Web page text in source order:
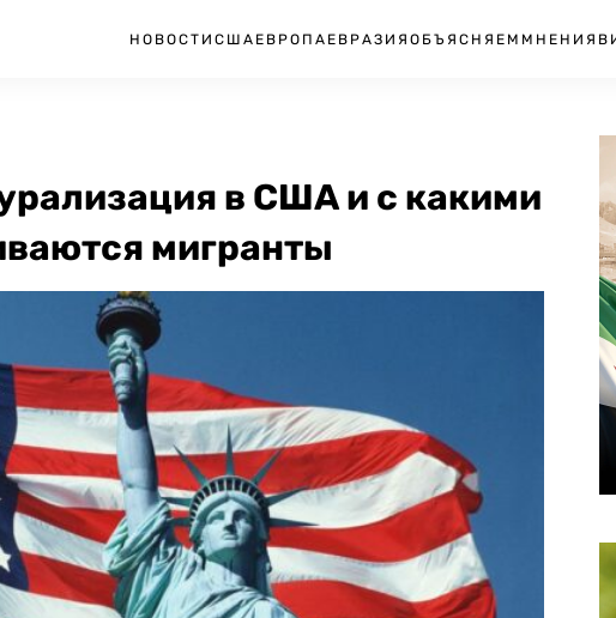
НОВОСТИ США ЕВРОПА ЕВРАЗИЯ ОБЪЯСНЯЕМ МНЕНИЯ
в США и с какими
мигранты